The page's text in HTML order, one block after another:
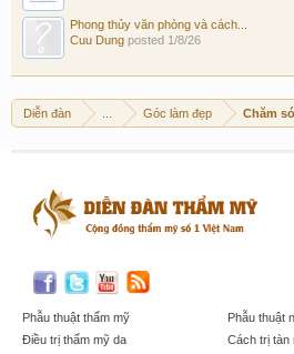
Phong thủy văn phòng và cách...
Cuu Dung posted 1/8/26
Diễn đàn Góc làm đẹp Chăm
Phẫu thuật thẩm mỹ
Điều trị thẩm mỹ da
Phẫu thuật
Cách trị tàn